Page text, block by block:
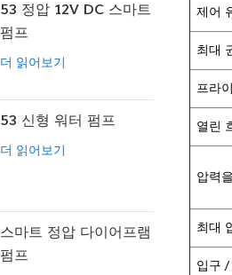
제어
최대
프라
열린
압력
최대
입구 /
53 정압 12V DC 스마트
펌프
더 읽어보기
53 신형 워터 펌프
더 읽어보기
스마트 정압 다이어프램
펌프